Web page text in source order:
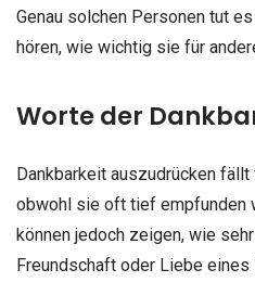
Genau solchen Personen tut
hören, wie wichtig sie für
Worte der
Dankbarkeit auszudrücken
obwohl sie oft tief empfunden
können jedoch zeigen, wie
Freundschaft oder Liebe